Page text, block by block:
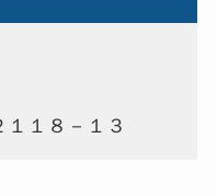
１８－１３